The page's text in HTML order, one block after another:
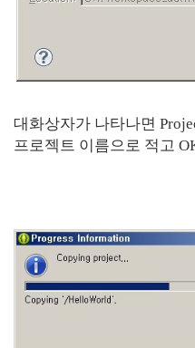
대화상자가 나타나면
프로젝트 이름으로 적고